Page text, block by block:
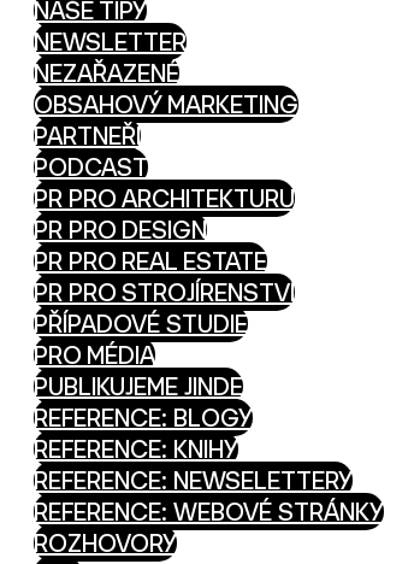
NAŠE TIPY
NEWSLETTER
NEZAŘAZENÉ
OBSAHOVÝ MARKETING
PARTNEŘI
PODCAST
PR PRO ARCHITEKTURU
PR PRO DESIGN
PR PRO REAL ESTATE
PR PRO STROJÍRENSTVÍ
PŘÍPADOVÉ STUDIE
PRO MÉDIA
PUBLIKUJEME JINDE
REFERENCE: BLOGY
REFERENCE: KNIHY
REFERENCE: NEWSELETTERY
REFERENCE: WEBOVÉ STRÁNKY
ROZHOVORY